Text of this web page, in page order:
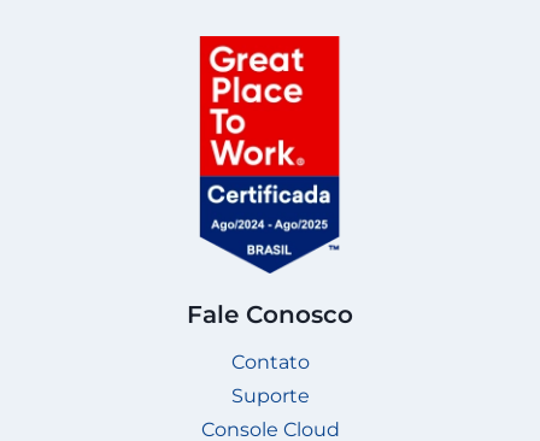
Fale Conosco
Contato
Suporte
Console Cloud